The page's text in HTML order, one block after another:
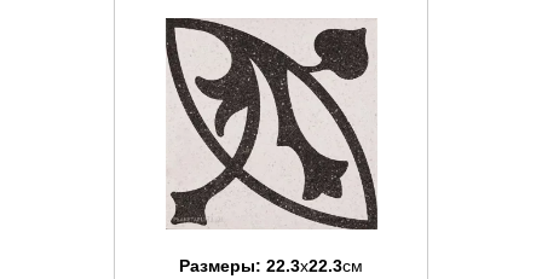
Размеры: 22.3x22.3см